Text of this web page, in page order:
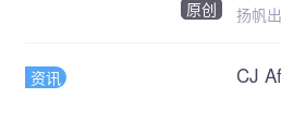
原创 扬帆
资讯 CJ